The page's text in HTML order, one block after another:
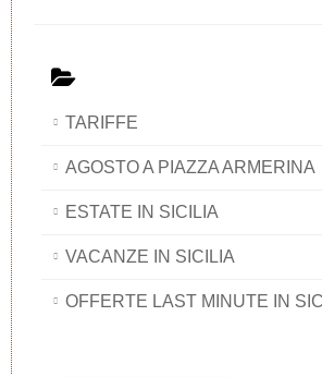
TARIFFE
AGOSTO A PIAZZA ARMERINA
ESTATE IN SICILIA
VACANZE IN SICILIA
OFFERTE LAST MINUTE IN